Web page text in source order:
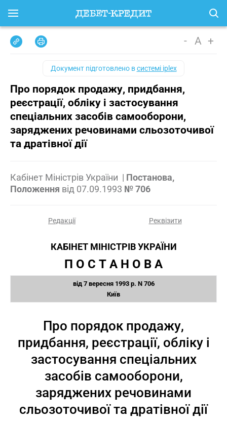
- A +
Документ підготовлено всистемі iplex
Про порядок продажу, придбання,
реєстрації, обліку і застосування
спеціальних засобів самооборони,
заряджених речовинами сльозоточивої
та дратівної дії
Кабінет Міністрів України | Постанова,
Положення від 07.09.1993 № 706
Редакції Реквізити
КАБІНЕТ МІНІСТРІВ УКРАЇНИ
П О С Т А Н О В А
від 7 вересня 1993 р. N 706
Київ
Про порядок продажу,
придбання, реєстрації, обліку і
застосування спеціальних
засобів самооборони,
заряджених речовинами
сльозоточивої та дратівної дії